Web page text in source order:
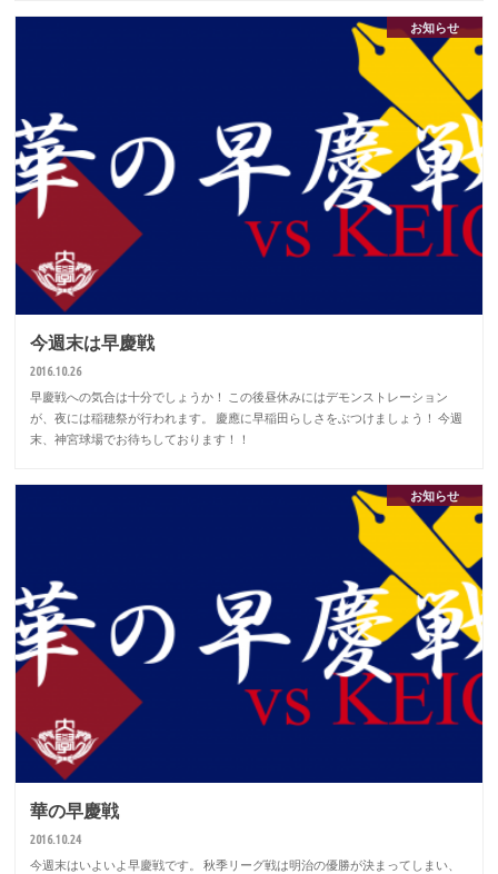
お知らせ
今週末は早慶戦
2016.10.26
早慶戦への気合は十分でしょうか！ この後昼休みにはデモンストレーション
が、夜には稲穂祭が行われます。 慶應に早稲田らしさをぶつけましょう！ 今週
末、神宮球場でお待ちしております！！
お知らせ
華の早慶戦
2016.10.24
今週末はいよいよ早慶戦です。 秋季リーグ戦は明治の優勝が決まってしまい、